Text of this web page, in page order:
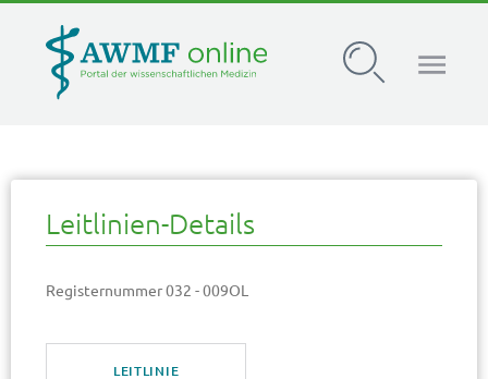
Leitlinien-Details
Registernummer 032 - 009OL
LEITLINIE